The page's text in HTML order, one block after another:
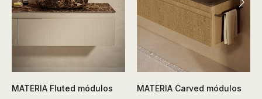
MATERIA Fluted módulos MATERIA Carved módulos